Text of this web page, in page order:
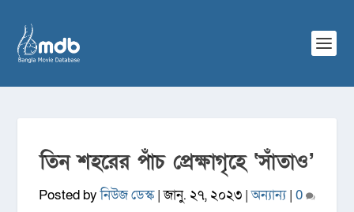
তিন শহরের পাঁচ প্রেক্ষাগৃহে ‘সাঁতাও’
Posted byনিউজ ডেস্ক|জানু. ২৭, ২০২৩ |অন্যান্য| 0